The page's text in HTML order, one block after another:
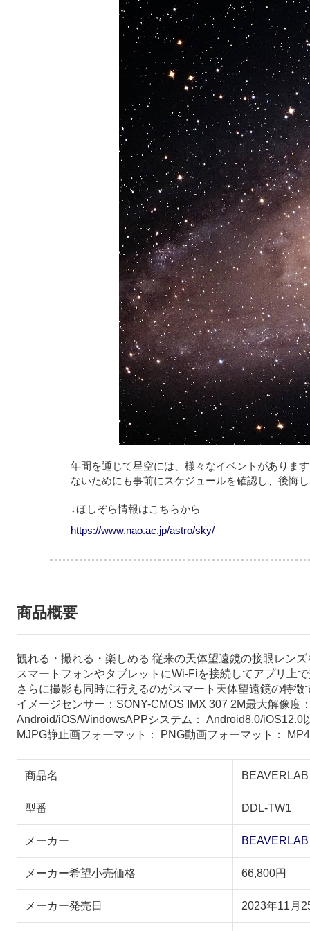
年間を通じて星空には、様々なイベントがありま
ないためにも事前にスケジュールを確認し、後悔
↓ほしぞら情報はこちらから
https://www.nao.ac.jp/astro/sky/
商品概要
観れる・撮れる・楽しめる 従来の天体望遠鏡の接眼レン
スマートフォンやタブレットにWi-Fiを接続してアプリ上
さらに撮影も同時に行えるのがスマート天体望遠鏡の特徴
イメージセンサー：SONY-CMOS IMX 307 2M最大解像
Android/iOS/WindowsAPPシステム： Android8.0/
MJPG静止画フォーマット： PNG動画フォーマット： MP4
商品名
型番 DDL-TW1
メーカー BEAVERLAB
メーカー希望小売価格 66,800円
メーカー発売日 2023年11月